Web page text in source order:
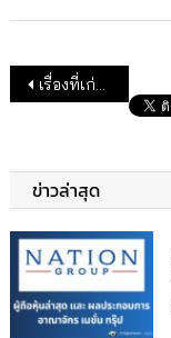
แนะแนวเรื่อง
เรื่องที่เก่ากว่า
ข่าวล่าสุด